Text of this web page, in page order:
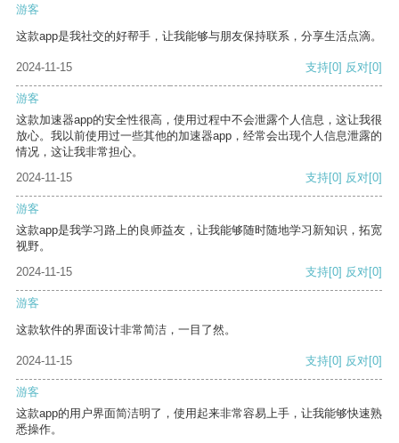
游客
这款app是我社交的好帮手，让我能够与朋友保持联系，分享生活点滴。
2024-11-15 支持[0] 反对[0]
游客
这款加速器app的安全性很高，使用过程中不会泄露个人信息，这让我很
放心。我以前使用过一些其他的加速器app，经常会出现个人信息泄露的
情况，这让我非常担心。
2024-11-15
支持[0] 反对[0]
游客
这款app是我学习路上的良师益友，让我能够随时随地学习新知识，拓宽
视野。
2024-11-15
支持[0] 反对[0]
游客
这款软件的界面设计非常简洁，一目了然。
2024-11-15 支持[0] 反对[0]
游客
这款app的用户界面简洁明了，使用起来非常容易上手，让我能够快速熟
悉操作。